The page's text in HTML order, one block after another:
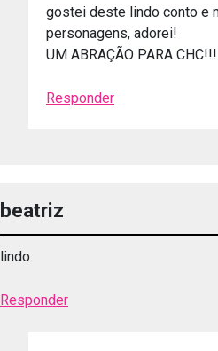
gostei deste lindo conto e
personagens, adorei!
UM ABRAÇÃO PARA
Responder
beatriz
lindo
Responder